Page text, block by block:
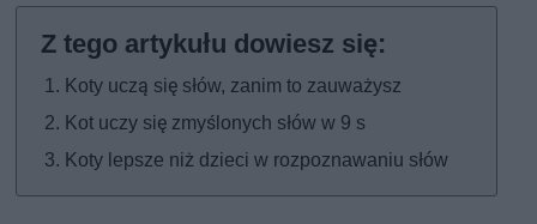
Koty uczą się słów, zanim to zauważysz
Kot uczy się zmyślonych słów w 9 s
Koty lepsze niż dzieci w rozpoznawaniu słów